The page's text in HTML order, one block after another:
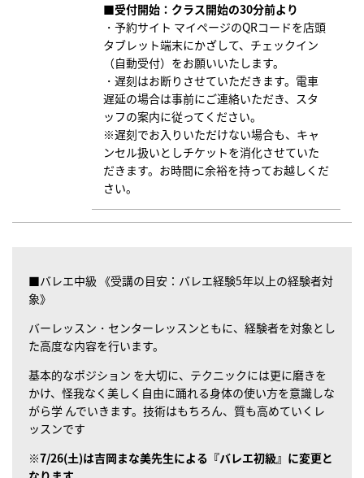
■受付開始：クラス開始の30分前より
・予約サイト マイページのQRコードを店頭
タブレット端末にかざして、チェックイン
（自動受付）をお願いいたします。
・遅刻はお断りさせていただきます。電車
遅延の場合は事前にご連絡いただき、スタ
ッフの案内に従ってください。
※遅刻でお入りいただけない場合も、キャ
ンセル扱いとしチケットを消化させていた
だきます。お時間に余裕を持ってお越しくだ
さい。
■バレエ中級 《受講の目安：バレエ経験5年以上の経験者対
象》
バーレッスン・センターレッスンともに、経験者を対象とし
た高度な内容を行います。
基本的なポジション を大切に、テクニックには更に磨きを
かけ、怪我なく美しく自由に踊れる身体の使い方を意識しな
がら学 んでいきます。技術はもちろん、質も高めていくレ
ッスンです
※7/26(土)は吉岡まな美先生による『バレエ初級』に変更と